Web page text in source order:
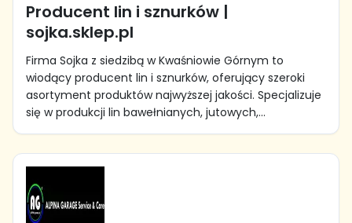
Producent lin i sznurków |
sojka.sklep.pl
Firma Sojka z siedzibą w Kwaśniowie Górnym to
wiodący producent lin i sznurków, oferujący szeroki
asortyment produktów najwyższej jakości. Specjalizuje
się w produkcji lin bawełnianych, jutowych,...